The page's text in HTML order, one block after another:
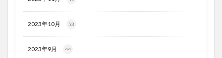
2023年10月 53
2023年9月 44